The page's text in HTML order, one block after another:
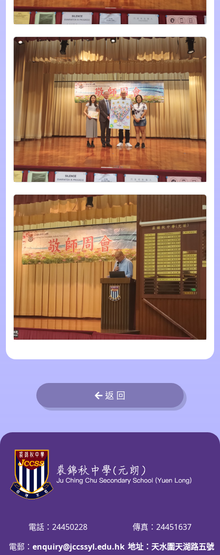
返 回
電話：24450228
傳真：24451637
電郵： enquiry@jccssyl.edu.hk 地址：天水圍天湖路五號